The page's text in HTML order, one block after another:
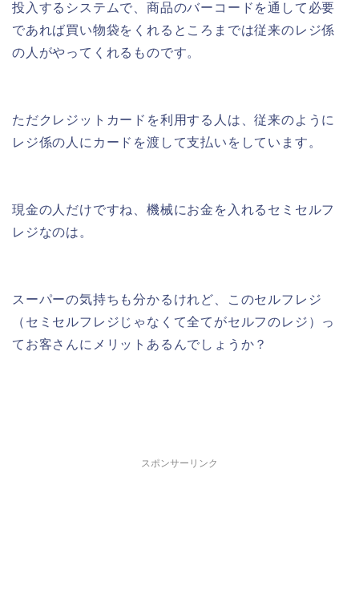
投入するシステムで、商品のバーコードを通して必要
であれば買い物袋をくれるところまでは従来のレジ係
の人がやってくれるものです。
ただクレジットカードを利用する人は、従来のように
レジ係の人にカードを渡して支払いをしています。
現金の人だけですね、機械にお金を入れるセミセルフ
レジなのは。
スーパーの気持ちも分かるけれど、このセルフレジ
（セミセルフレジじゃなくて全てがセルフのレジ）っ
てお客さんにメリットあるんでしょうか？
スポンサーリンク